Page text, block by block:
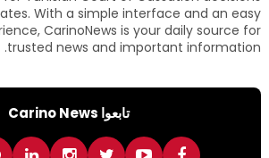
With a simple interface and an easy
CarinoNews is your daily source for
trusted news and important information.
تابعوا Carino News